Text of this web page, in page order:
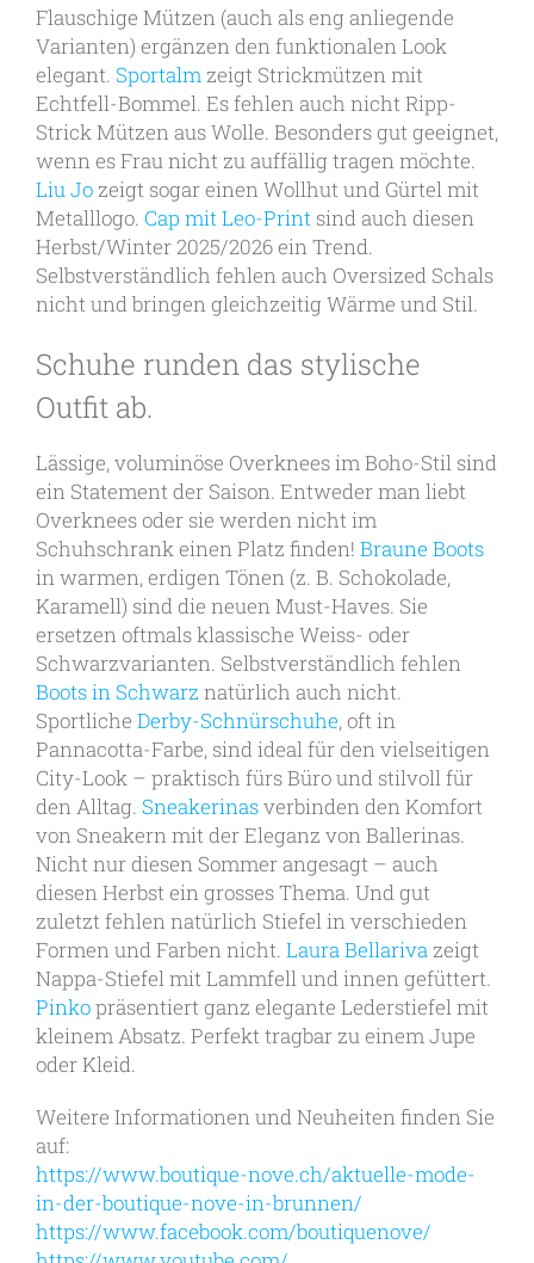
Flauschige Mützen (auch als eng anliegende
Varianten) ergänzen den funktionalen Look
elegant. Sportalm zeigt Strickmützen mit
Echtfell-Bommel. Es fehlen auch nicht Ripp-
Strick Mützen aus Wolle. Besonders gut geeignet,
wenn es Frau nicht zu auffällig tragen möchte.
Liu Jo zeigt sogar einen Wollhut und Gürtel mit
Metalllogo. Cap mit Leo-Print sind auch diesen
Herbst/Winter 2025/2026 ein Trend.
Selbstverständlich fehlen auch Oversized Schals
nicht und bringen gleichzeitig Wärme und Stil.
Schuhe runden das stylische
Outfit ab.
Lässige, voluminöse Overknees im Boho-Stil sind
ein Statement der Saison. Entweder man liebt
Overknees oder sie werden nicht im
Schuhschrank einen Platz finden! Braune Boots
in warmen, erdigen Tönen (z. B. Schokolade,
Karamell) sind die neuen Must-Haves. Sie
ersetzen oftmals klassische Weiss- oder
Schwarzvarianten. Selbstverständlich fehlen
Boots in Schwarz natürlich auch nicht.
Sportliche Derby-Schnürschuhe, oft in
Pannacotta-Farbe, sind ideal für den vielseitigen
City-Look – praktisch fürs Büro und stilvoll für
den Alltag. Sneakerinasverbinden den Komfort
von Sneakern mit der Eleganz von Ballerinas.
Nicht nur diesen Sommer angesagt – auch
diesen Herbst ein grosses Thema. Und gut
zuletzt fehlen natürlich Stiefel in verschieden
Formen und Farben nicht. Laura Bellariva zeigt
Nappa-Stiefel mit Lammfell und innen gefüttert.
Pinkopräsentiert ganz elegante Lederstiefel mit
kleinem Absatz. Perfekt tragbar zu einem Jupe
oder Kleid.
Weitere Informationen und Neuheiten finden Sie
auf:
https://www.boutique-nove.ch/aktuelle-mode-
in-der-boutique-nove-in-brunnen/
https://www.facebook.com/boutiquenove/